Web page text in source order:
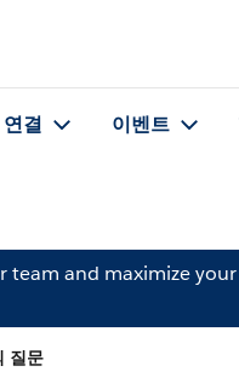
연결 이벤트
team and maximize
질문